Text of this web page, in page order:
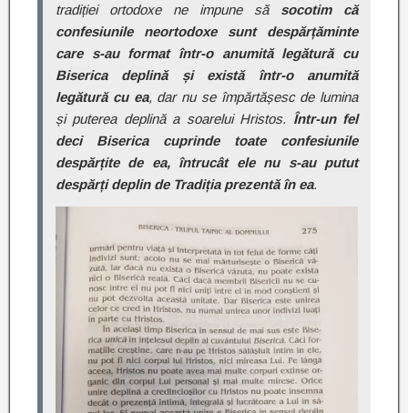
tradiției ortodoxe ne impune să socotim că
confesiunile neortodoxe sunt despărțăminte
care s-au format într-o anumită legătură cu
Biserica deplină și există într-o anumită
legătură cu ea, dar nu se împărtășesc de lumina
și puterea deplină a soarelui Hristos. Într-un fel
deci Biserica cuprinde toate confesiunile
despărțite de ea, întrucât ele nu s-au putut
despărți deplin de Tradiția prezentă în ea.